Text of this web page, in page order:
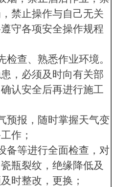
禁止操作与自己无关
守各项安全操作规程
查、熟悉作业环境。
，必须及时向有关部
认安全后再进行施工
预报，随时掌握天气变
作；
备等进行全面检查，对
瓶裂纹，绝缘降低及
时整改，更换；